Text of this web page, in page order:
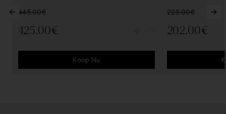
445.00€
425.00€
Koop Nu
225.00€
202.00€